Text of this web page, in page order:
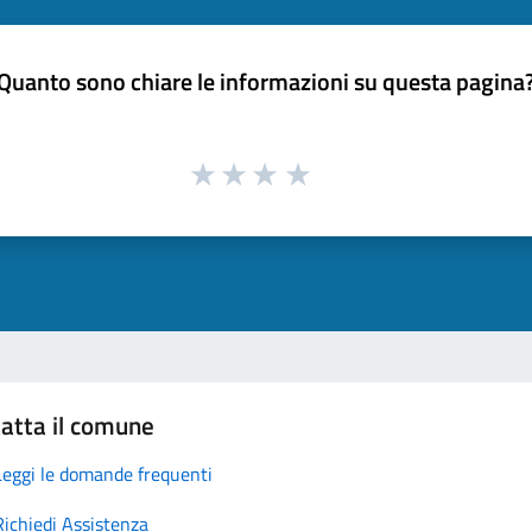
sono chiare le informazioni su questa
il comune
le domande frequenti
Assistenza